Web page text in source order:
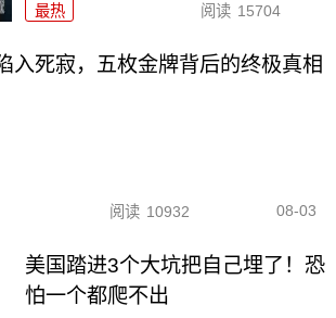
最热 阅读 15704
入死寂，五枚金牌背后的终极真相
阅读 10932 08-03
美国踏进3个大坑把自己埋了！恐
怕一个都爬不出